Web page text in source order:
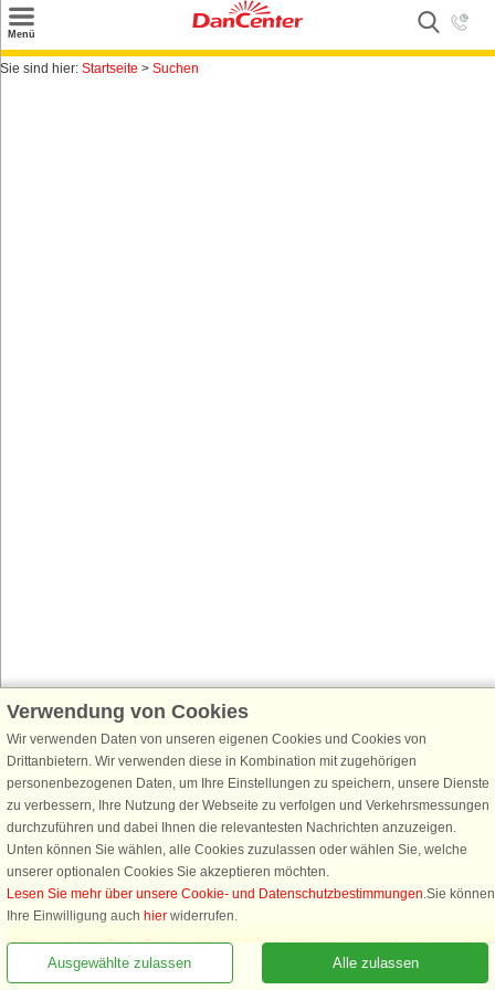
Rufen Sie an, um zu buchen
Menü
Suchen
Sie sind hier: Startseite > Suchen
Verwendung von Cookies
Wir verwenden Daten von unseren eigenen Cookies und Cookies von
Drittanbietern. Wir verwenden diese in Kombination mit zugehörigen
personenbezogenen Daten, um Ihre Einstellungen zu speichern, unsere Dienste
zu verbessern, Ihre Nutzung der Webseite zu verfolgen und Verkehrsmessungen
durchzuführen und dabei Ihnen die relevantesten Nachrichten anzuzeigen.
Unten können Sie wählen, alle Cookies zuzulassen oder wählen Sie, welche
unserer optionalen Cookies Sie akzeptieren möchten.
Lesen Sie mehr über unsere Cookie- und Datenschutzbestimmungen.Sie können
Ihre Einwilligung auch hier widerrufen.
Notwendige: Diese Cookies tragen dazu bei, dass unsere Webseite
funktioniert, indem sie grundlegende Funktionen, wie das Erinnern an die
Alle zulassen
Ausgewählte zulassen